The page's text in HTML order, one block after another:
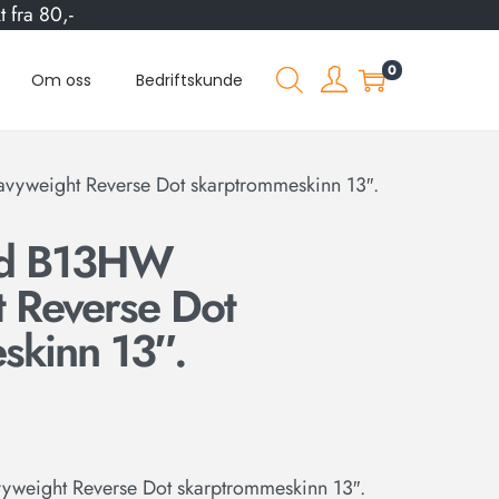
fra 80,-
Om oss Bedriftskunde 0
Reverse Dot skarptrommeskinn 13″.
B13HW
Dot
13″.
Reverse Dot skarptrommeskinn 13″.